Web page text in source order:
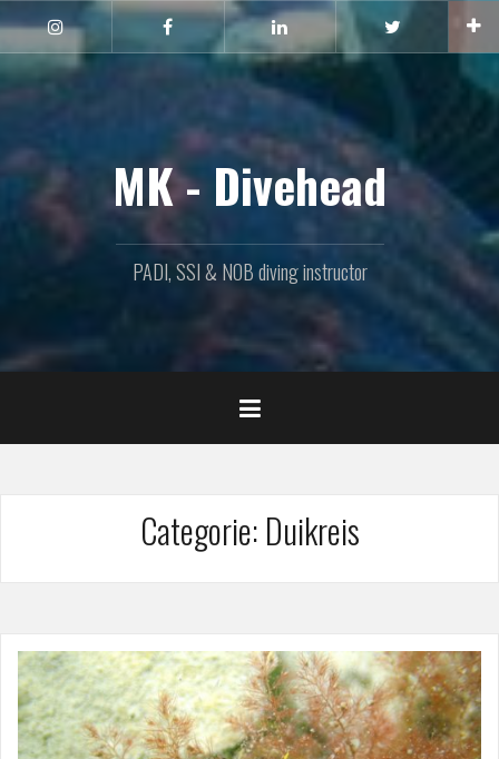
de
inhoud
Instagram Facebook Linkedin
MK - Divehead
PADI, SSI & NOB diving instructor
Categorie: Duikreis